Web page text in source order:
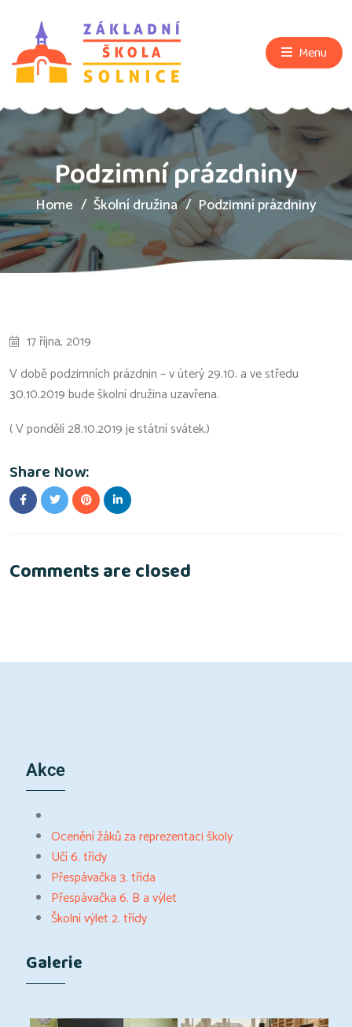
Menu
Podzimní prázdniny
Home Školní družina Podzimní prázdniny
17 října, 2019
V době podzimních prázdnin – v úterý 29.10. a ve středu
30.10.2019 bude školní družina uzavřena.
( V pondělí 28.10.2019 je státní svátek.)
Share Now:
Comments are closed
Akce
Ocenění žáků za reprezentaci školy
Učí 6. třídy
Přespávačka 3. třída
Přespávačka 6. B a výlet
Školní výlet 2. třídy
Galerie